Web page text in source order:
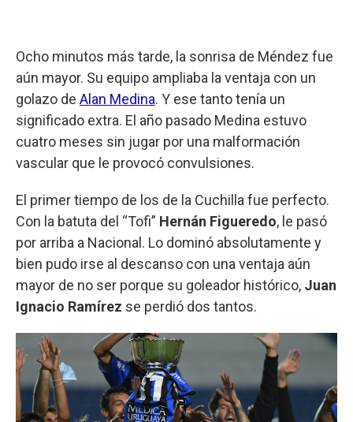
Ocho minutos más tarde, la sonrisa de Méndez fue
aún mayor. Su equipo ampliaba la ventaja con un
golazo de Alan Medina. Y ese tanto tenía un
significado extra. El año pasado Medina estuvo
cuatro meses sin jugar por una malformación
vascular que le provocó convulsiones.
El primer tiempo de los de la Cuchilla fue perfecto.
Con la batuta del “Tofi” Hernán Figueredo, le pasó
por arriba a Nacional. Lo dominó absolutamente y
bien pudo irse al descanso con una ventaja aún
mayor de no ser porque su goleador histórico, Juan
Ignacio Ramírez se perdió dos tantos.